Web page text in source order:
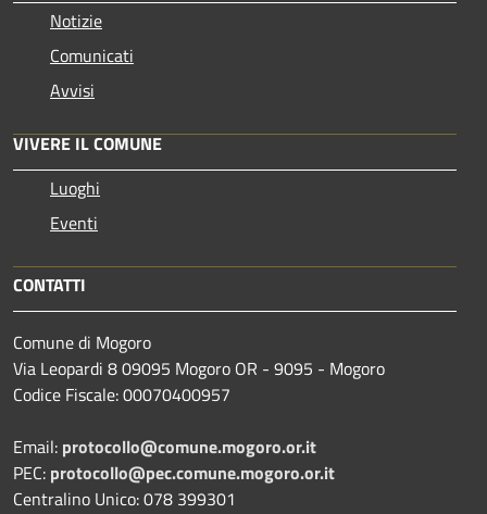
Notizie
Comunicati
Avvisi
VIVERE IL COMUNE
Luoghi
Eventi
CONTATTI
Comune di Mogoro
Via Leopardi 8 09095 Mogoro OR - 9095 - Mogoro
Codice Fiscale: 00070400957
Email: protocollo@comune.mogoro.or.it
PEC: protocollo@pec.comune.mogoro.or.it
Centralino Unico: 078 399301